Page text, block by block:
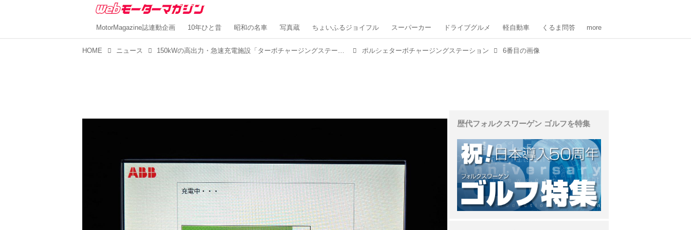
MotorMagazine誌連動企画 10年ひと昔 昭和の名車 写真蔵 ちょいふるジョイフル スーパーカー ドライブグルメ 軽自動車 くるま問答 more
HOME ニュース 150kWの高出力・急速充電施設「ターボチャージングステーション」をポルシェが全国各地に開設中 ポルシェターボチャージングステーション 6番目の画像
歴代フォルクスワーゲン ゴルフを特集